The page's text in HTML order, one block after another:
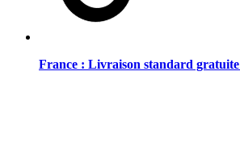
France : Livraison standard gratuite